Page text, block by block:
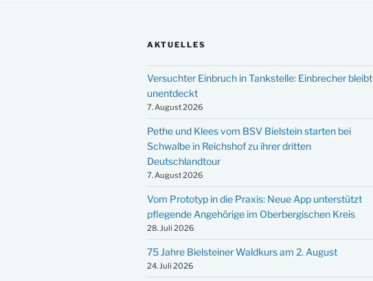
AKTUELLES
Versuchter Einbruch in Tankstelle: Einbrecher bleibt
unentdeckt
7. August 2026
Pethe und Klees vom BSV Bielstein starten bei
Schwalbe in Reichshof zu ihrer dritten
Deutschlandtour
7. August 2026
Vom Prototyp in die Praxis: Neue App unterstützt
pflegende Angehörige im Oberbergischen Kreis
28. Juli 2026
75 Jahre Bielsteiner Waldkurs am 2. August
24. Juli 2026